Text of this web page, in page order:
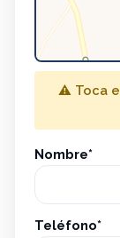
⚠️ Toca
Nombre*
Teléfono*